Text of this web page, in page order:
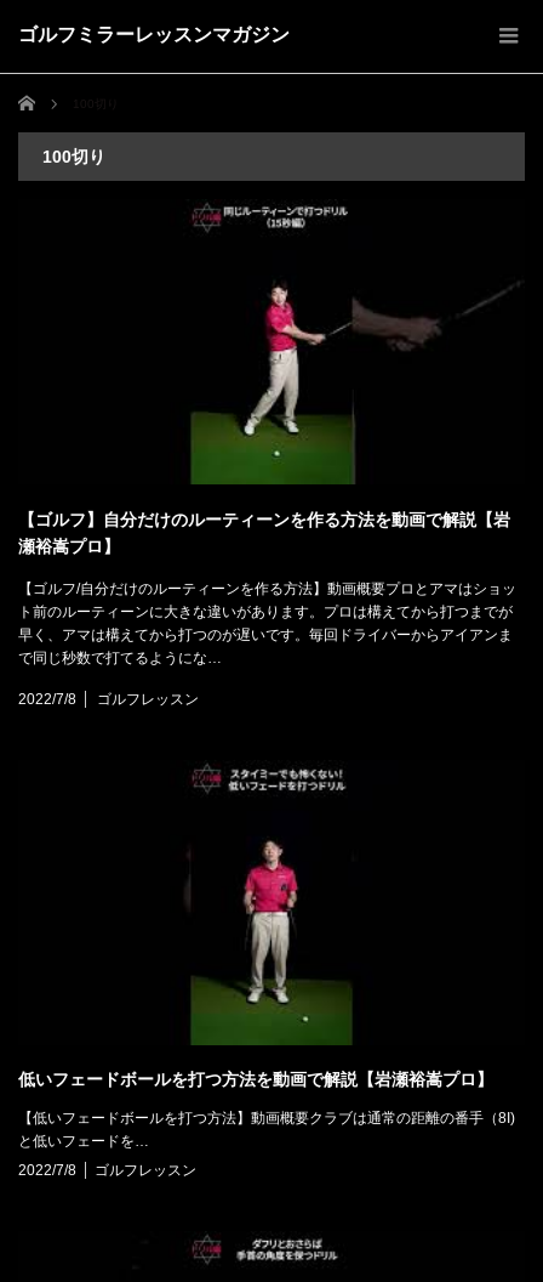
ゴルフミラーレッスンマガジン
ホーム
100切り
【ゴルフ】自分だけのルーティーンを作る方法を動画で解説【岩
瀬裕嵩プロ】
【ゴルフ/自分だけのルーティーンを作る方法】動画概要プロとアマはショッ
ト前のルーティーンに大きな違いがあります。プロは構えてから打つまでが
早く、アマは構えてから打つのが遅いです。毎回ドライバーからアイアンま
で同じ秒数で打てるようにな…
2022/7/8 ゴルフレッスン
低いフェードボールを打つ方法を動画で解説【岩瀬裕嵩プロ】
【低いフェードボールを打つ方法】動画概要クラブは通常の距離の番手（8I)
と低いフェードを…
2022/7/8
ゴルフレッスン